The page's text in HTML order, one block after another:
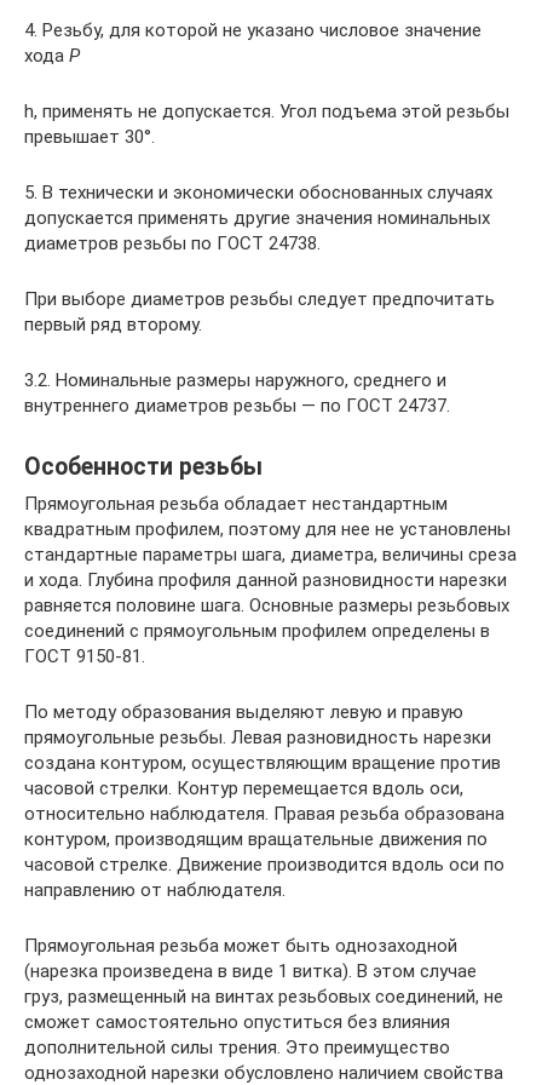
4. Резьбу, для которой не указано числовое значение
хода Р
h, применять не допускается. Угол подъема этой резьбы
превышает 30°.
5. В технически и экономически обоснованных случаях
допускается применять другие значения номинальных
диаметров резьбы по ГОСТ 24738.
При выборе диаметров резьбы следует предпочитать
первый ряд второму.
3.2. Номинальные размеры наружного, среднего и
внутреннего диаметров резьбы — по ГОСТ 24737.
Особенности резьбы
Прямоугольная резьба обладает нестандартным
квадратным профилем, поэтому для нее не установлены
стандартные параметры шага, диаметра, величины среза
и хода. Глубина профиля данной разновидности нарезки
равняется половине шага. Основные размеры резьбовых
соединений с прямоугольным профилем определены в
ГОСТ 9150-81.
По методу образования выделяют левую и правую
прямоугольные резьбы. Левая разновидность нарезки
создана контуром, осуществляющим вращение против
часовой стрелки. Контур перемещается вдоль оси,
относительно наблюдателя. Правая резьба образована
контуром, производящим вращательные движения по
часовой стрелке. Движение производится вдоль оси по
направлению от наблюдателя.
Прямоугольная резьба может быть однозаходной
(нарезка произведена в виде 1 витка). В этом случае
груз, размещенный на винтах резьбовых соединений, не
сможет самостоятельно опуститься без влияния
дополнительной силы трения. Это преимущество
однозаходной нарезки обусловлено наличием свойства